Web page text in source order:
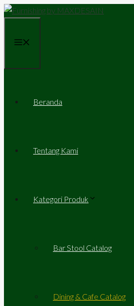
Skip
content
Beranda
Tentang Kami
Kategori Produk
Bar Stool Catalog
Dining & Cafe Catalog